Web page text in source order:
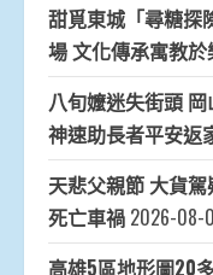
甜覓東城「尋糖探
場 文化傳承寓教於
八旬嬤迷失街頭 岡
神速助長者平安返
天悲父親節 大貨
死亡車禍 2026-08-
高雄5區地形圖20